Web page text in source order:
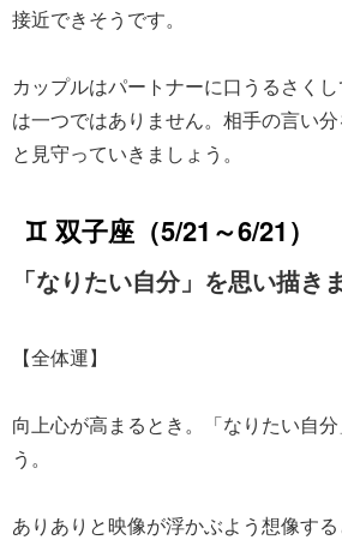
接近できそうです。
カップルはパートナーに口うるさく
は一つではありません。相手の言い
と見守っていきましょう。
♊ 双子座（5/21～6/21）
「なりたい自分」を思い描き
【全体運】
向上心が高まるとき。「なりたい自
う。
ありありと映像が浮かぶよう想像す